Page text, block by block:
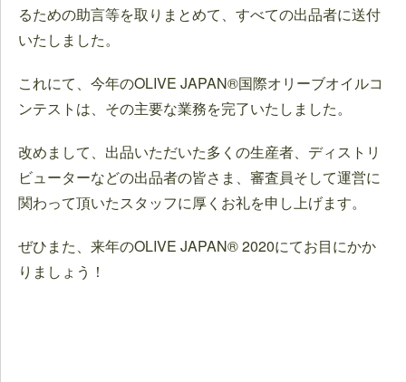
るための助言等を取りまとめて、すべての出品者に送付
いたしました。
これにて、今年のOLIVE JAPAN®国際オリーブオイルコ
ンテストは、その主要な業務を完了いたしました。
改めまして、出品いただいた多くの生産者、ディストリ
ビューターなどの出品者の皆さま、審査員そして運営に
関わって頂いたスタッフに厚くお礼を申し上げます。
ぜひまた、来年のOLIVE JAPAN® 2020にてお目にかか
りましょう！